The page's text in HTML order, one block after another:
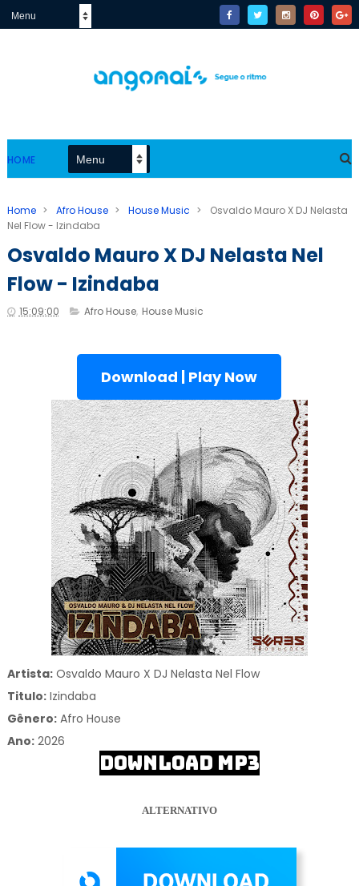
HOME
Home > Afro House > House Music >
Osvaldo Mauro X DJ Nelasta
Nel Flow - Izindaba
Osvaldo Mauro X DJ Nelasta Nel
Flow - Izindaba
15:09:00 Afro House, House Music
Download | Play Now
Artista:Osvaldo Mauro X DJ Nelasta Nel Flow
Titulo:Izindaba
Gênero: Afro House
Ano:2026
DOWNLOAD MP3
ALTERNATIVO